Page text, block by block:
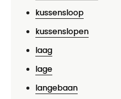
kussensloop
kussenslopen
laag
lage
langebaan